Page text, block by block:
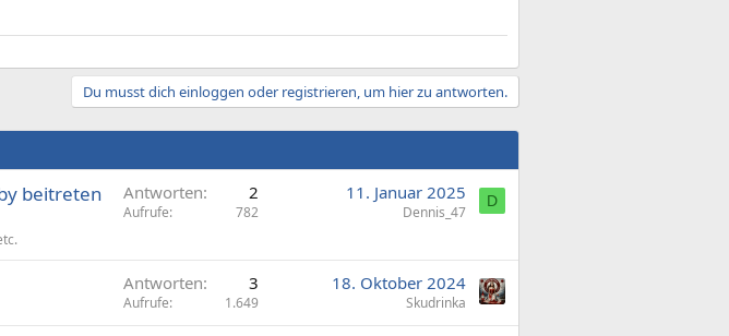
Du musst dich einloggen oder registrieren, um hier zu antworten.
beitreten
Antworten 2
Aufrufe 782
11. Januar 2025
Dennis_47
D
Antworten 3
Aufrufe 1.649
18. Oktober 2024
Skudrinka